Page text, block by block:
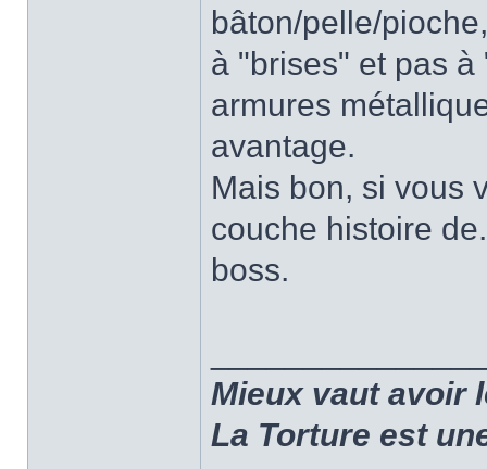
bâton/pelle/
à "brises" et pas
armures
avantage.
Mais bon, si vous
couche histoire
boss.
Mieux vaut avoir
La Torture est